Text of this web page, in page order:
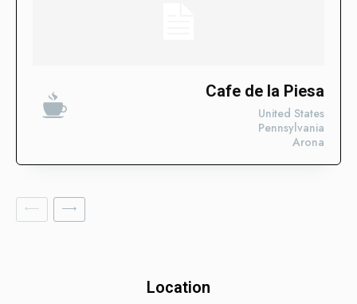
su visibilidad. ¡Conoce en qué sectores ya estamos
trabajando para posicionar tu negocio con nuestros Enlaces
SEO Fortificados!
Servicios Financieros
Cafe de la Piesa
Arona
Pennsylvania
United States
Location